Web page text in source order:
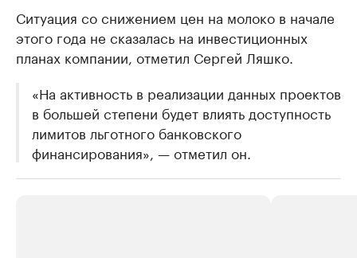
Ситуация со снижением цен на молоко в начале
этого года не сказалась на инвестиционных
планах компании, отметил Сергей Ляшко.
«На активность в реализации данных проектов
в большей степени будет влиять доступность
лимитов льготного банковского
финансирования», — отметил он.